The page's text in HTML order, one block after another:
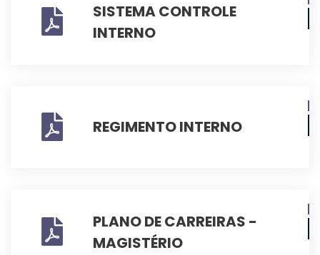
SISTEMA CONTROLE
INTERNO
REGIMENTO INTERNO
PLANO DE CARREIRAS -
MAGISTÉRIO